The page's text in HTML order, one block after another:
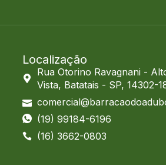
Localização
Rua Otorino Ravagnani -
Vista, Batatais - SP, 14302-
(19) 99184-6196
(16) 3662-0803